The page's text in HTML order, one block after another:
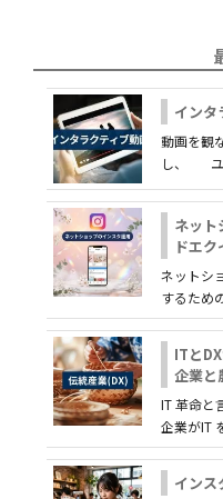
インタ
動画を観
し、 ユ
ネット
ドエク
ネットシ
するため
ITと
企業と
IT 革命と
企業がIT
インス